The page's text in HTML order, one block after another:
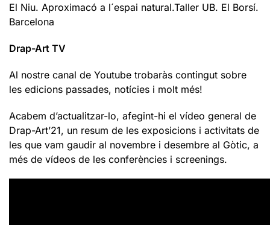
El Niu. Aproximacó a l´espai natural.Taller UB. El Borsí.
Barcelona
Drap-Art TV
Al nostre canal de Youtube trobaràs contingut sobre
les edicions passades, notícies i molt més!
Acabem d’actualitzar-lo, afegint-hi el vídeo general de
Drap-Art’21, un resum de les exposicions i activitats de
les que vam gaudir al novembre i desembre al Gòtic, a
més de vídeos de les conferències i screenings.